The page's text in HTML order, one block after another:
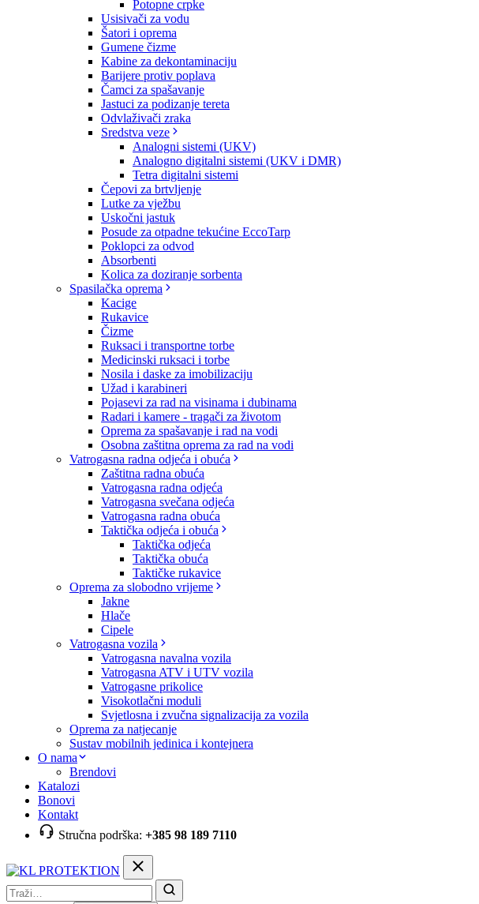
Potopne crpke
Usisivači za vodu
Šatori i oprema
Gumene čizme
Kabine za dekontaminaciju
Barijere protiv poplava
Čamci za spašavanje
Jastuci za podizanje tereta
Odvlaživači zraka
Sredstva veze
Analogni sistemi (UKV)
Analogno digitalni sistemi (UKV i DMR)
Tetra digitalni sistemi
Čepovi za brtvljenje
Lutke za vježbu
Uskočni jastuk
Posude za otpadne tekućine EccoTarp
Poklopci za odvod
Absorbenti
Kolica za doziranje sorbenta
Spasilačka oprema
Kacige
Rukavice
Čizme
Ruksaci i transportne torbe
Medicinski ruksaci i torbe
Nosila i daske za imobilizaciju
Užad i karabineri
Pojasevi za rad na visinama i dubinama
Radari i kamere - tragači za životom
Oprema za spašavanje i rad na vodi
Osobna zaštitna oprema za rad na vodi
Vatrogasna radna odjeća i obuća
Zaštitna radna obuća
Vatrogasna radna odjeća
Vatrogasna svečana odjeća
Vatrogasna radna obuća
Taktička odjeća i obuća
Taktička odjeća
Taktička obuća
Taktičke rukavice
Oprema za slobodno vrijeme
Jakne
Hlače
Cipele
Vatrogasna vozila
Vatrogasna navalna vozila
Vatrogasna ATV i UTV vozila
Vatrogasne prikolice
Visokotlačni moduli
Svjetlosna i zvučna signalizacija za vozila
Oprema za natjecanje
Sustav mobilnih jedinica i kontejnera
O nama
Brendovi
Katalozi
Bonovi
Kontakt
Stručna podrška: +385 98 189 7110
Pretraga